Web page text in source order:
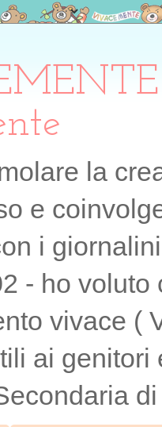
la
e
i
- ho
vivace (
ai